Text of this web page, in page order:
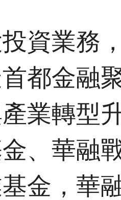
資業務
都金融
業轉型
、華融
金，華